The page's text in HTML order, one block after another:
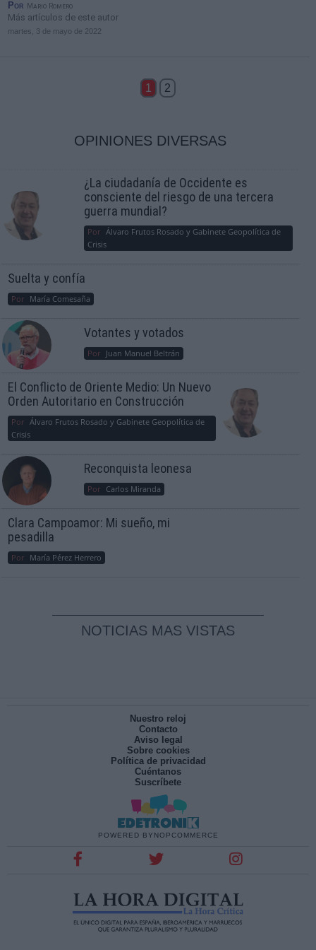
Por Mario Romero
Más artículos de este autor
martes, 3 de mayo de 2022
1 2
OPINIONES DIVERSAS
¿La ciudadanía de Occidente es
consciente del riesgo de una tercera
guerra mundial?
Por Álvaro Frutos Rosado y Gabinete Geopolítica de
Crisis
Suelta y confía
Por María Comesaña
Votantes y votados
Por Juan Manuel Beltrán
El Conflicto de Oriente Medio: Un Nuevo
Orden Autoritario en Construcción
Por Álvaro Frutos Rosado y Gabinete Geopolítica de
Crisis
Reconquista leonesa
Por Carlos Miranda
Clara Campoamor: Mi sueño, mi
pesadilla
Por María Pérez Herrero
NOTICIAS MAS VISTAS
Nuestro reloj
Contacto
Aviso legal
Sobre cookies
Política de privacidad
Cuéntanos
Suscríbete
POWERED BY NOPCOMMERCE